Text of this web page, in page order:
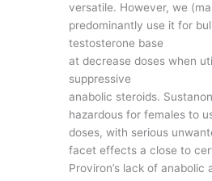
versatile. However, we
predominantly use it for
testosterone base
at decrease doses when
suppressive
anabolic steroids.
hazardous for females to
doses, with serious
facet effects a close to
Proviron’s lack of